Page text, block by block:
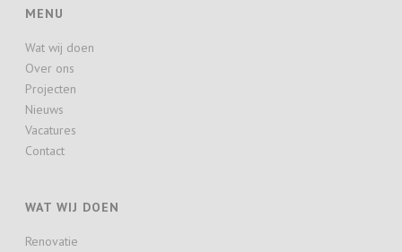
MENU
Wat wij doen
Over ons
Projecten
Nieuws
Vacatures
Contact
WAT WIJ DOEN
Renovatie